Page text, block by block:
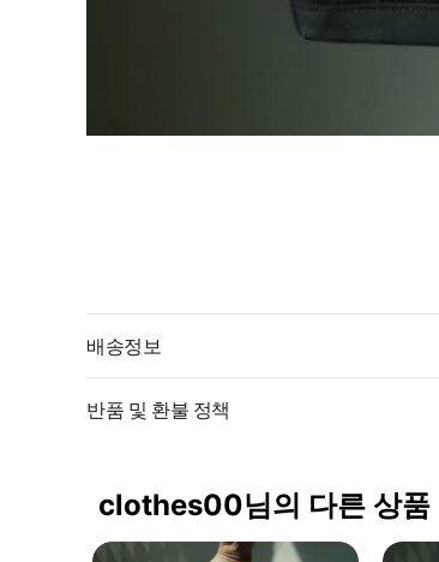
배송정보
반품 및 환불 정책
clothes00님의 다른 상품